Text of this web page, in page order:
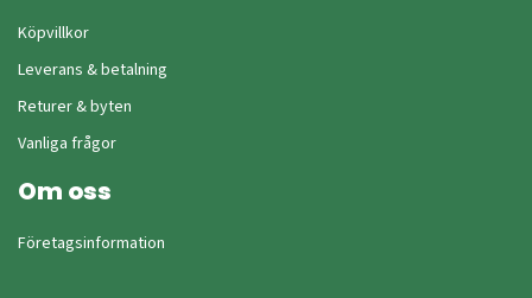
Köpvillkor
Leverans & betalning
Returer & byten
Vanliga frågor
Om oss
Företagsinformation